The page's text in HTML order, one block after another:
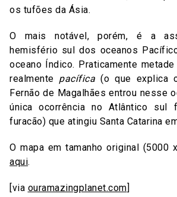
os tufões da Ásia.
O mais notável, porém, é a
hemisfério sul dos oceanos
oceano Índico. Praticamente
realmente pacífica (o que explica
Fernão de Magalhães entrou nesse
única ocorrência no Atlântico
furacão) que atingiu Santa Catarina
O mapa em tamanho original (5000
aqui.
[via ouramazingplanet.com]